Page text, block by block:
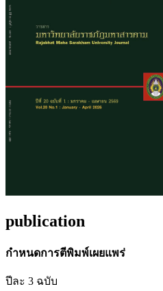
publication
กำหนดการตีพิมพ์เผยแพร่
ปีละ 3 ฉบับ